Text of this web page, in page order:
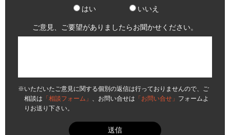
はい
いいえ
ご意見、ご要望がありましたらお聞かせください。
※いただいたご意見に関する個別の返信は行っておりませんので、ご
相談は 「相談フォーム」 、お問い合せは 「お問い合せ」 フォームよ
りお送り下さい。